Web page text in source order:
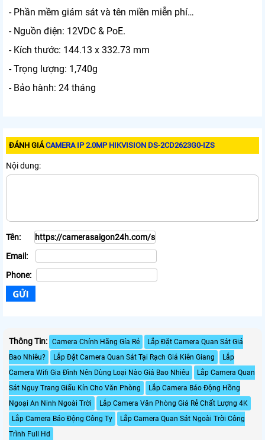
- Phần mềm giám sát và tên miền miễn phí…
- Nguồn điện: 12VDC & PoE.
- Kích thước: 144.13 x 332.73 mm
- Trọng lượng: 1,740g
- Bảo hành: 24 tháng
ĐÁNH GIÁCAMERA IP 2.0MP HIKVISION DS-2CD2623G0-IZS
Nội dung:
Tên:
Email:
Phone:
Thông Tin: Camera Chính Hãng Gía Rẻ
Lắp Đặt Camera Quan Sát Giá
Bao Nhiêu?
Lắp Đặt Camera Quan Sát Tại Rạch Giá Kiên Giang
Lắp
Camera Wifi Gia Đình Nên Dùng Loại Nào Giá Bao Nhiêu
Lắp Camera Quan
Sát Nguy Trang Giấu Kín Cho Văn Phòng
Lắp Camera Báo Động Hồng
Ngoại An Ninh Ngoài Trời
Lắp Camera Văn Phòng Giá Rẻ Chất Lượng 4K
Lắp Camera Báo Động Công Ty
Lắp Camera Quan Sát Ngoài Trời Công
Trình Full Hd